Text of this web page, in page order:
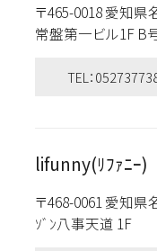
〒465-0018 愛知
常盤第一ビル1F B
TEL：
lifunny(ﾘﾌｧﾆｰ)
〒468-0061 愛知
ｿﾞﾝ八事天道 1F